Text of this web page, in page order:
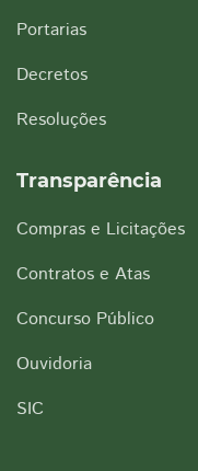
Portarias
Decretos
Resoluções
Transparência
Compras e Licitações
Contratos e Atas
Concurso Público
Ouvidoria
SIC